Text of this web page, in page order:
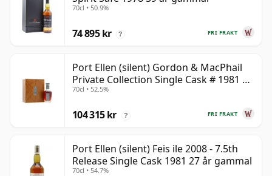
70cl • 50.9%
FRI FRAKT
74 895 kr ?
Port Ellen (silent) Gordon & MacPhail
Private Collection Single Cask # 1981 42
år gammal
70cl • 52.5%
FRI FRAKT
104 315 kr ?
Port Ellen (silent) Feis ile 2008 - 7.5th
Release Single Cask 1981 27 år gammal
70cl • 54.7%